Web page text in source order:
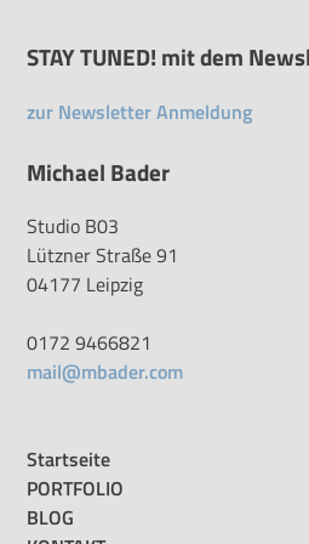
STAY TUNED! mit dem
zur Newsletter Anmeldung
Michael Bader
Studio B03
Lützner Straße 91
04177 Leipzig
0172 9466821
mail@mbader.com
Startseite
PORTFOLIO
BLOG